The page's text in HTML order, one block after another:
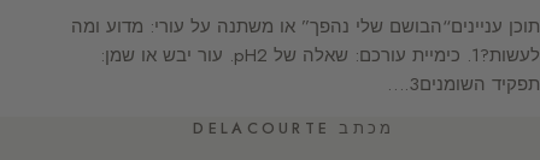
תוכן עניינים“הבושם שלי נהפך” או משתנה על עורי: מדוע ומה
לעשות?1. כימיית עורכם: שאלה של pH2. עור יבש או שמן:
תפקיד השומנים3.…
מכתב DELACOURTE